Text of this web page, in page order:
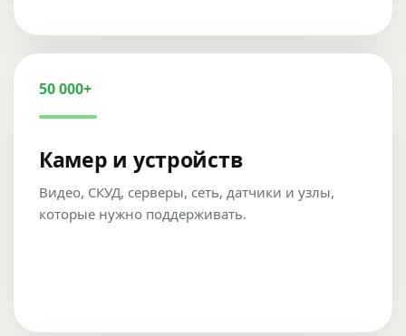
50 000+
Камер и устройств
Видео, СКУД, серверы, сеть, датчики и узлы,
которые нужно поддерживать.